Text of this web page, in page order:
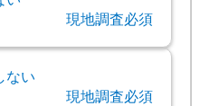
現地調査必須
ない
現地調査必須